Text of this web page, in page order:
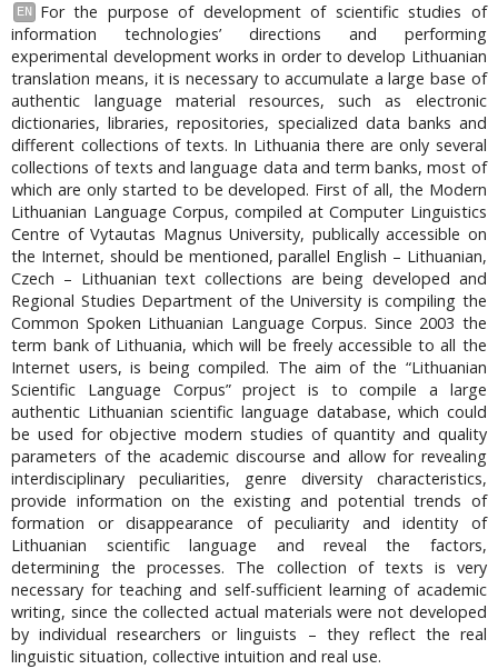
EN
For the purpose of development of scientific studies of
information technologies’ directions and performing
experimental development works in order to develop Lithuanian
translation means, it is necessary to accumulate a large base of
authentic language material resources, such as electronic
dictionaries, libraries, repositories, specialized data banks and
different collections of texts. In Lithuania there are only several
collections of texts and language data and term banks, most of
which are only started to be developed. First of all, the Modern
Lithuanian Language Corpus, compiled at Computer Linguistics
Centre of Vytautas Magnus University, publically accessible on
the Internet, should be mentioned, parallel English – Lithuanian,
Czech – Lithuanian text collections are being developed and
Regional Studies Department of the University is compiling the
Common Spoken Lithuanian Language Corpus. Since 2003 the
term bank of Lithuania, which will be freely accessible to all the
Internet users, is being compiled. The aim of the “Lithuanian
Scientific Language Corpus” project is to compile a large
authentic Lithuanian scientific language database, which could
be used for objective modern studies of quantity and quality
parameters of the academic discourse and allow for revealing
interdisciplinary peculiarities, genre diversity characteristics,
provide information on the existing and potential trends of
formation or disappearance of peculiarity and identity of
Lithuanian scientific language and reveal the factors,
determining the processes. The collection of texts is very
necessary for teaching and self-sufficient learning of academic
writing, since the collected actual materials were not developed
by individual researchers or linguists – they reflect the real
linguistic situation, collective intuition and real use.